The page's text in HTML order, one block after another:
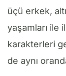
üçü erkek,
yaşamları ile
karakterleri
de aynı